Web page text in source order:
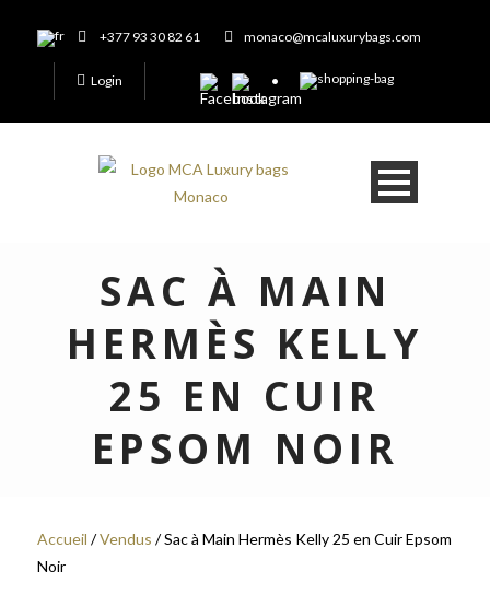
+377 93 30 82 61 monaco@mcaluxurybags.com
Login
SAC À MAIN
HERMÈS KELLY
25 EN CUIR
EPSOM NOIR
Accueil /Vendus / Sac à Main Hermès Kelly 25 en Cuir Epsom
Noir